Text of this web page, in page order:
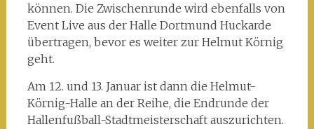
können. Die Zwischenrunde wird ebenfalls von
Event Live aus der Halle Dortmund Huckarde
übertragen, bevor es weiter zur Helmut Körnig
geht.
Am 12. und 13. Januar ist dann die Helmut-
Körnig-Halle an der Reihe, die Endrunde der
Hallenfußball-Stadtmeisterschaft auszurichten.